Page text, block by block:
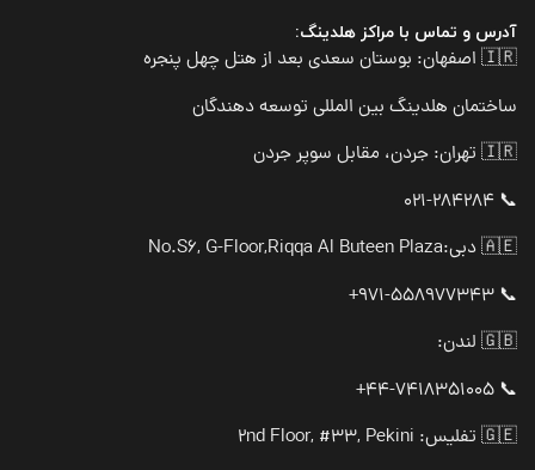
آدرس و تماس با مراکز هلدینگ:
🇮🇷 اصفهان: بوستان سعدی بعد از هتل چهل پنجره
ساختمان هلدینگ بین المللی توسعه دهندگان
🇮🇷 تهران: جردن، مقابل سوپر جردن
📞 021-284284
🇦🇪 دبی:
No.S6, G-Floor,Riqqa Al Buteen Plaza
📞 971-558977343+
🇬🇧 لندن:
📞 44-7418351005+
🇬🇪 تفلیس: 2nd Floor, #33, Pekini